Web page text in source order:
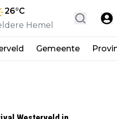
26°C
Hemel
Gemeente